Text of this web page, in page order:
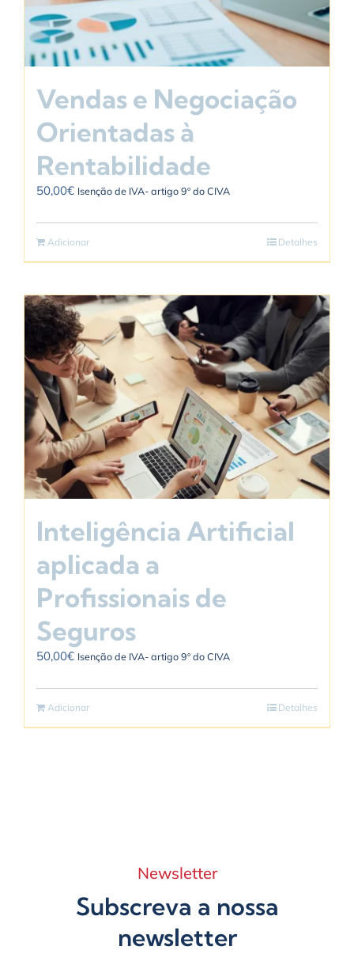
Vendas e Negociação
Orientadas à
Rentabilidade
50,00€ Isenção de IVA- artigo 9º do CIVA
Adicionar Detalhes
Inteligência Artificial
aplicada a
Profissionais de
Seguros
50,00€ Isenção de IVA- artigo 9º do CIVA
Adicionar Detalhes
Newsletter
Subscreva a nossa
newsletter